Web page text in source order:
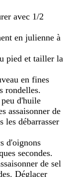
avec 1/2
en julienne à
pied et tailler la
en fines
rondelles.
d'huile
assaisonner de
les débarrasser
d'oignons
secondes.
de sel
Déglacer